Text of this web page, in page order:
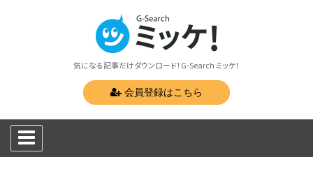
気になる記事だけダウンロード！G-Search ミッケ！
会員登録はこちら